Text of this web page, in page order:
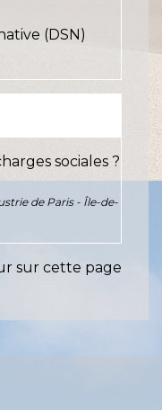
(DSN)
sociales ?
de Paris - Île-de-
sur cette page